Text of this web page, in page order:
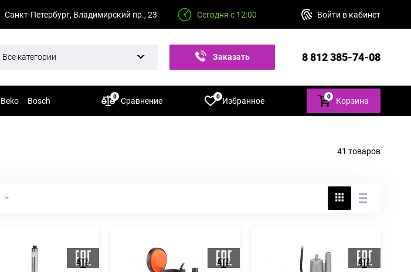
Санкт-Петербург, Владимирский пр., 23 Сегодня с 12:00 Войти в кабинет
Все категории Заказать 8 812 385-74-08
Beko Bosch Сравнение
0 Избранное
0 0 Корзина
41 товаров